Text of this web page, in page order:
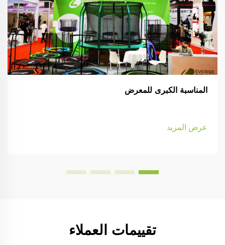
المناسبة الكبرى للمعرض
عرض المزيد
تقييمات العملاء